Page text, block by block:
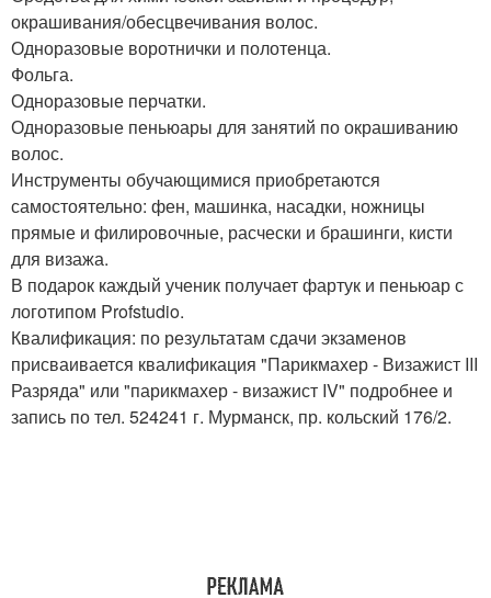
окрашивания/обесцвечивания волос.
Одноразовые воротнички и полотенца.
Фольга.
Одноразовые перчатки.
Одноразовые пеньюары для занятий по окрашиванию
волос.
Инструменты обучающимися приобретаются
самостоятельно: фен, машинка, насадки, ножницы
прямые и филировочные, расчески и брашинги, кисти
для визажа.
В подарок каждый ученик получает фартук и пеньюар с
логотипом Profstudio.
Квалификация: по результатам сдачи экзаменов
присваивается квалификация "Парикмахер - Визажист III
Разряда" или "парикмахер - визажист IV" подробнее и
запись по тел. 524241 г. Мурманск, пр. кольский 176/2.